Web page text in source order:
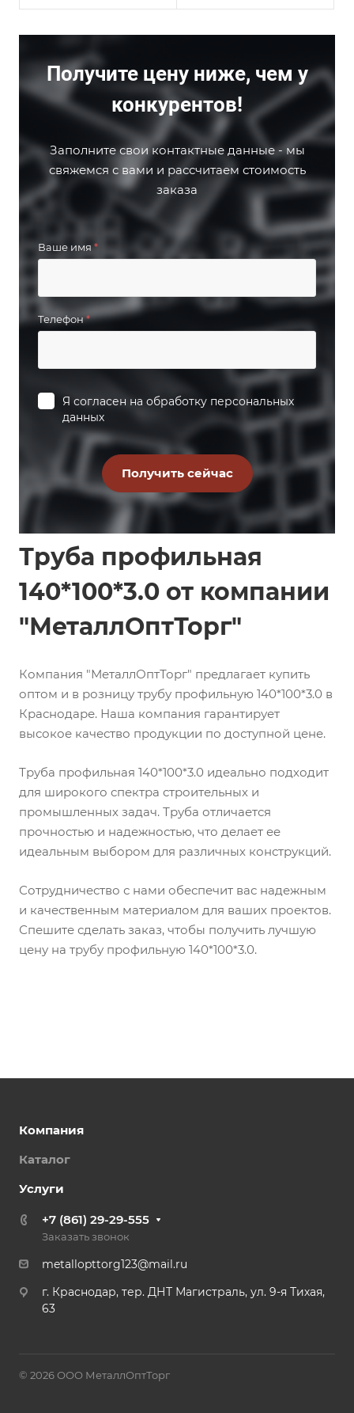
Получите цену ниже, чем у
конкурентов!
Заполните свои контактные данные - мы
свяжемся с вами и рассчитаем стоимость
заказа
Ваше имя *
Телефон*
Я согласен на обработку персональных
данных
Труба профильная
140*100*3.0 от компании
"МеталлОптТорг"
Компания "МеталлОптТорг" предлагает купить
оптом и в розницу трубу профильную 140*100*3.0 в
Краснодаре. Наша компания гарантирует
высокое качество продукции по доступной цене.
Труба профильная 140*100*3.0 идеально подходит
для широкого спектра строительных и
промышленных задач. Труба отличается
прочностью и надежностью, что делает ее
идеальным выбором для различных конструкций.
Сотрудничество с нами обеспечит вас надежным
и качественным материалом для ваших проектов.
Спешите сделать заказ, чтобы получить лучшую
цену на трубу профильную 140*100*3.0.
Компания
Каталог
Услуги
+7 (861) 29-29-555
Заказать звонок
metallopttorg123@mail.ru
г. Краснодар, тер. ДНТ Магистраль, ул. 9-я Тихая,
63
© 2026 ООО МеталлОптТорг